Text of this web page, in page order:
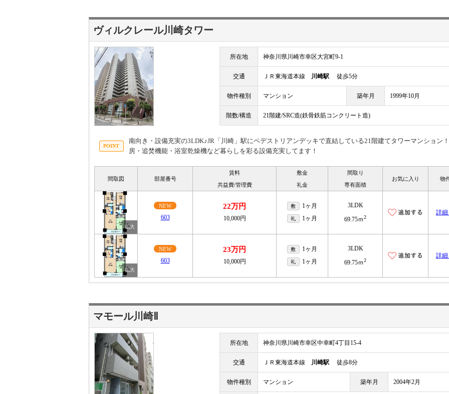
ヴィルクレール川崎タワー
所在地 神奈川県川崎市幸区大宮町9-1
交通 ＪＲ東海道本線 川崎駅 徒歩5分
物件種別 マンション 築年月 1999年10月
階数/構造 21階建/SRC造(鉄骨鉄筋コンクリート造)
南向き・設備充実の3LDK♪JR「川崎」駅にペデストリアンデッキで直結している21階建てタワーマンション
房・追焚機能・浴室乾燥機など暮らしを彩る設備充実してます！
間取図 部屋番号
賃料
共益費/管理費
敷金
礼金
間取り
専有面積
お気に入り 物
NEW
603
22万円
10,000円
敷 1ヶ月
礼 1ヶ月
3LDK
69.75ｍ2
詳細
NEW
603
23万円
10,000円
敷 1ヶ月
礼 1ヶ月
3LDK
69.75ｍ2
詳細
マモール川崎Ⅱ
所在地 神奈川県川崎市幸区中幸町4丁目15-4
交通 ＪＲ東海道本線 川崎駅 徒歩8分
物件種別 マンション 築年月 2004年2月